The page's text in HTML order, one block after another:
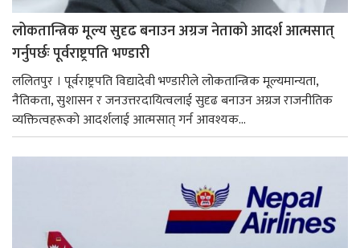
लोकतान्त्रिक मूल्य सुदृढ बनाउन अग्रज नेताको आदर्श आत्मसात्
गर्नुपर्छः पूर्वराष्ट्रपति भण्डारी
ललितपुर । पूर्वराष्ट्रपति विद्यादेवी भण्डारीले लोकतान्त्रिक मूल्यमान्यता,
नैतिकता, सुशासन र जनउत्तरदायित्वलाई सुदृढ बनाउन अग्रज राजनीतिक
व्यक्तित्वहरूको आदर्शलाई आत्मसात् गर्न आवश्यक...